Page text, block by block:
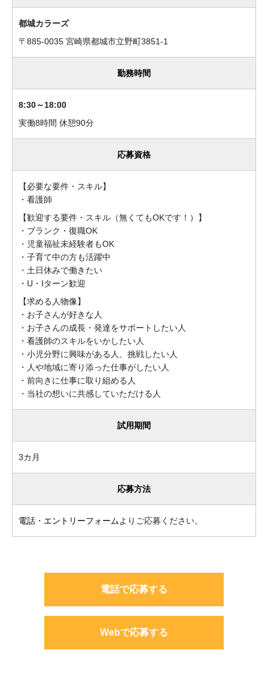
都城カラーズ
〒885-0035 宮崎県都城市立野町3851-1
勤務時間
8:30～18:00
実働8時間 休憩90分
応募資格
【必要な要件・スキル】
・看護師
【歓迎する要件・スキル（無くてもOKです！）】
・ブランク・復職OK
・児童福祉未経験者もOK
・子育て中の方も活躍中
・土日休みで働きたい
・U・Iターン歓迎
【求める人物像】
・お子さんが好きな人
・お子さんの成長・発達をサポートしたい人
・看護師のスキルをいかしたい人
・小児分野に興味がある人、挑戦したい人
・人や地域に寄り添った仕事がしたい人
・前向きに仕事に取り組める人
・当社の想いに共感していただける人
試用期間
3カ月
応募方法
電話 ・ エントリーフォームよりご応募ください。
電話で応募する
Webで応募する